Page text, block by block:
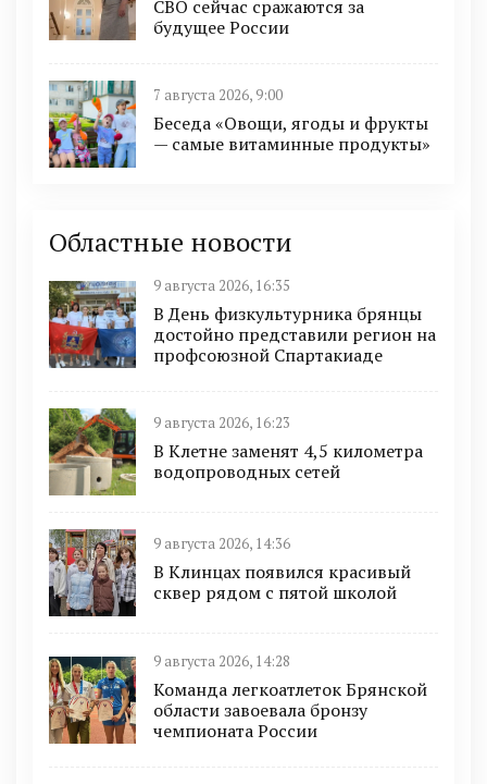
СВО сейчас сражаются за
будущее России
7 августа 2026, 9:00
Беседа «Овощи, ягоды и фрукты
— самые витаминные продукты»
Областные новости
9 августа 2026, 16:35
В День физкультурника брянцы
достойно представили регион на
профсоюзной Спартакиаде
9 августа 2026, 16:23
В Клетне заменят 4,5 километра
водопроводных сетей
9 августа 2026, 14:36
В Клинцах появился красивый
сквер рядом с пятой школой
9 августа 2026, 14:28
Команда легкоатлеток Брянской
области завоевала бронзу
чемпионата России